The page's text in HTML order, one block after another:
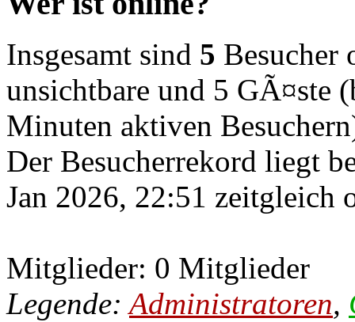
Insgesamt sind 5 Besucher
unsichtbare und 5 GÃ¤ste
Minuten aktiven
Der Besucherrekord liegt
Jan 2026, 22:51 zeitgleich
Mitglieder: 0 Mitglieder
Legende:Administratoren,